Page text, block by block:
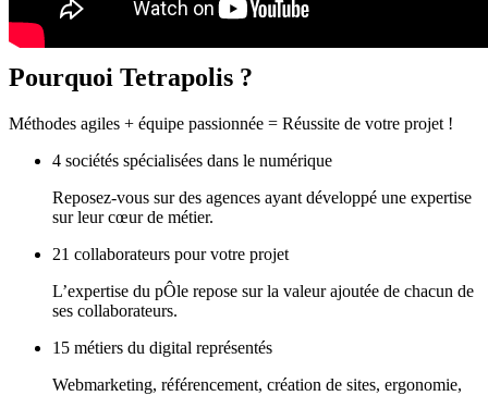
Pourquoi Tetrapolis ?
Méthodes agiles + équipe passionnée = Réussite de votre projet !
4 sociétés spécialisées dans le numérique
Reposez-vous sur des agences ayant développé une expertise
sur leur cœur de métier.
21 collaborateurs pour votre projet
L’expertise du pÔle repose sur la valeur ajoutée de chacun de
ses collaborateurs.
15 métiers du digital représentés
Webmarketing, référencement, création de sites, ergonomie,